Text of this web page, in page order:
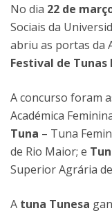
No dia 22 de
Sociais da
abriu as portas da
Festival de Tunas
A concurso foram
Académica
Tuna – Tuna
de Rio Maior; e
Superior Agrária
A tuna Tunesa